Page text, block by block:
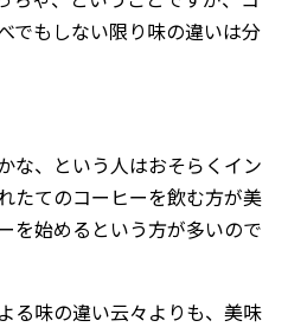
でもしない限り味の違いは分
な、という人はおそらくイン
たてのコーヒーを飲む方が美
を始めるという方が多いので
る味の違い云々よりも、美味